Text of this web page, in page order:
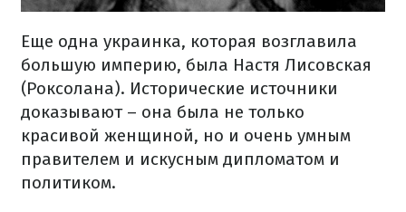
Еще одна украинка, которая возглавила
большую империю, была Настя Лисовская
(Роксолана). Исторические источники
доказывают – она была не только
красивой женщиной, но и очень умным
правителем и искусным дипломатом и
политиком.